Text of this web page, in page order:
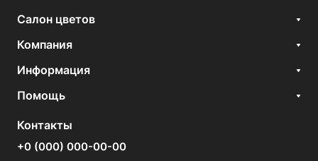
Салон цветов
Компания
Информация
Помощь
Контакты
+0 (000) 000-00-00